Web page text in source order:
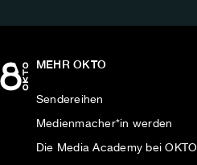
MEHR OKTO
Sendereihen
Medienmacher*in werden
Die Media Academy bei OKTO